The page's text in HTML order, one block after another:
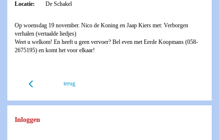
Locatie:
De Schakel
Op woensdag 19 november. Nico de Koning en Jaap Kiers met: Verborgen
verhalen (vertaalde liedjes)
Weet u welkom! En heeft u geen vervoer? Bel even met Eerde Koopmans (058-
2675195) en komt het voor elkaar!
terug
Inloggen